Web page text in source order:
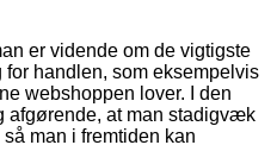
er vidende om de vigtigste
handlen, som eksempelvis
webshoppen lover. I den
afgørende, at man stadigvæk
man i fremtiden kan